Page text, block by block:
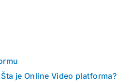
Šta je Online Video platforma?